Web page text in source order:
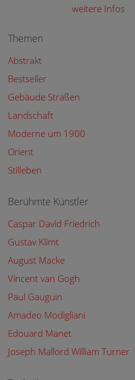
weitere Infos
Themen
Abstrakt
Bestseller
Gebäude Straßen
Landschaft
Moderne um 1900
Orient
Stilleben
Berühmte Künstler
Caspar David Friedrich
Gustav Klimt
August Macke
Vincent van Gogh
Paul Gauguin
Amadeo Modigliani
Edouard Manet
Joseph Mallord William Turner